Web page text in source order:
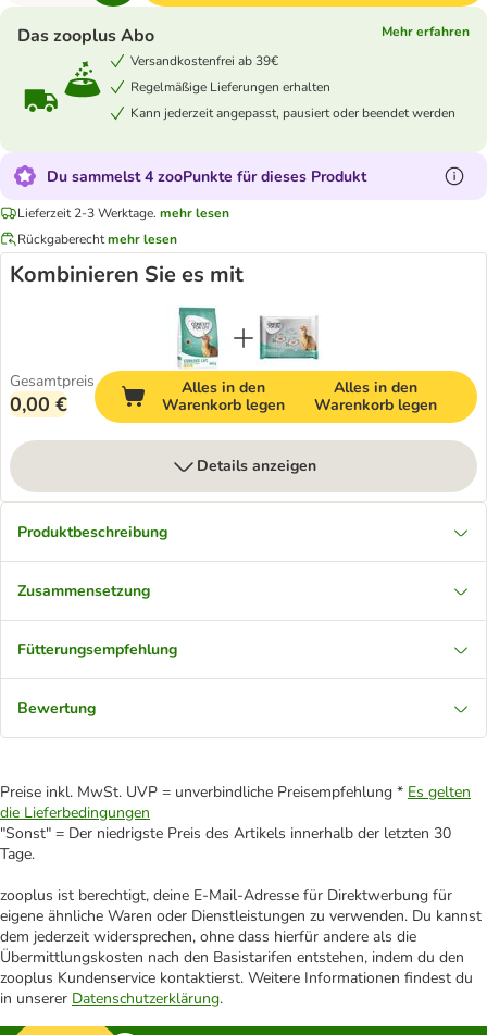
Das zooplus Abo
Mehr erfahren
Versandkostenfrei ab 39€
Regelmäßige Lieferungen erhalten
Kann jederzeit angepasst, pausiert oder beendet werden
Du sammelst 4 zooPunkte für dieses Produkt
Lieferzeit 2-3 Werktage. mehr lesen
Rückgaberechtmehr lesen
Kombinieren Sie es mit
Gesamtpreis
0,00 €
Alles in den
Warenkorb legen
Alles in den
Warenkorb legen
Details anzeigen
Produktbeschreibung
Zusammensetzung
Fütterungsempfehlung
Bewertung
Preise inkl. MwSt. UVP = unverbindliche Preisempfehlung * Es gelten
die Lieferbedingungen
"Sonst" = Der niedrigste Preis des Artikels innerhalb der letzten 30
Tage.
zooplus ist berechtigt, deine E-Mail-Adresse für Direktwerbung für
eigene ähnliche Waren oder Dienstleistungen zu verwenden. Du kannst
dem jederzeit widersprechen, ohne dass hierfür andere als die
Übermittlungskosten nach den Basistarifen entstehen, indem du den
zooplus Kundenservice kontaktierst. Weitere Informationen findest du
in unserer Datenschutzerklärung.